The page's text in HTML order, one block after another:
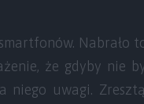
Nabrało
że gdyby nie
uwagi.